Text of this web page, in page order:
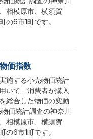
相模原市、横須賀
の6市1町です。
価指数
施する小売物価統計
いて、消費者が購入
総合した物価の変動
価統計調査の神奈川
相模原市、横須賀
の6市1町です。